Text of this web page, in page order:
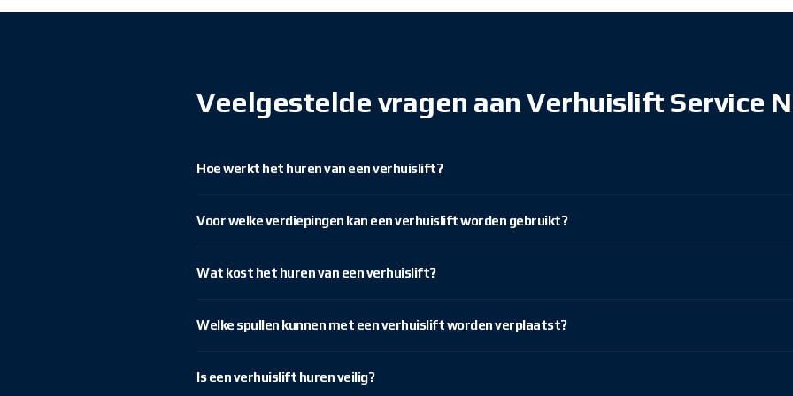
Veelgestelde vragen aan Verhuislift Service
Hoe werkt het huren van een verhuislift?
Voor welke verdiepingen kan een verhuislift worden gebruikt?
Wat kost het huren van een verhuislift?
Welke spullen kunnen met een verhuislift worden verplaatst?
Is een verhuislift huren veilig?